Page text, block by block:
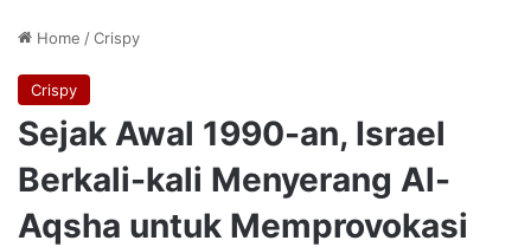
Home /Crispy
Crispy
Sejak Awal 1990-an, Israel
Berkali-kali Menyerang Al-
Aqsha untuk Memprovokasi